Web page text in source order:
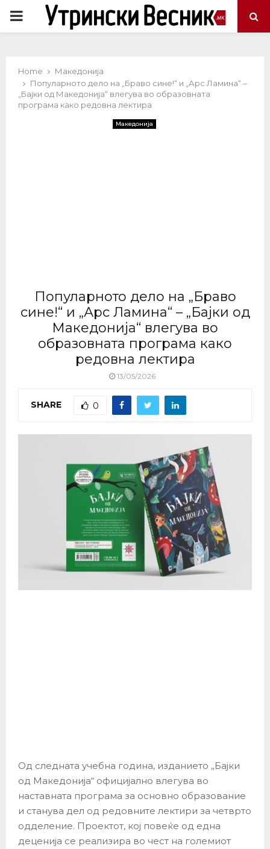
PRIMARY
Home
Македонија
Популарното дело на „Браво сине!“ и „Арс Ламина“ –
„Бајки од Македонија“ влегува во образовната
програма како редовна лектира
Македонија
Популарното дело на „Браво
сине!“ и „Арс Ламина“ – „Бајки од
Македонија“ влегува во
образовната програма како
редовна лектира
13/05/2026
SHARE 0
Од следната учебна година, изданието „Бајки
од Македонија“ официјално влегува во
наставната програма за основно образование
и станува дел од редовните лектири за четврто
одделение. Проектот, кој повеќе од една
деценија се реализира во чест на големиот